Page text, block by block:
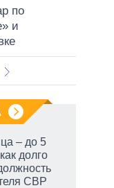
по
и
– до 5
долго
СВР